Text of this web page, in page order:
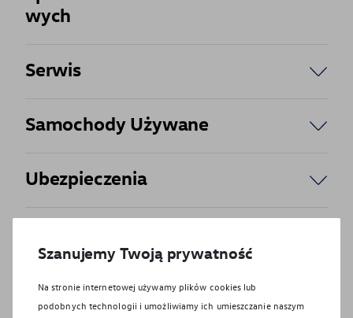
wych
Serwis
Samochody Używane
Ubezpieczenia
IOD
Szanujemy Twoją prywatność
Na stronie internetowej używamy plików cookies lub
podobnych technologii i umożliwiamy ich umieszczanie naszym